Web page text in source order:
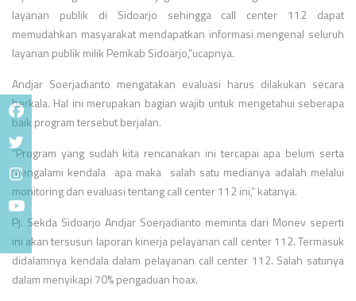
layanan publik di Sidoarjo sehingga call center 112 dapat
memudahkan masyarakat mendapatkan informasi mengenal seluruh
layanan publik milik Pemkab Sidoarjo,”ucapnya.
Andjar Soerjadianto mengatakan evaluasi harus dilakukan secara
berkala. Hal ini merupakan bagian wajib untuk mengetahui seberapa
baik program tersebut berjalan.
“Program yang sudah kita rencanakan ini tercapai apa belum serta
mengalami kendala apa maka salah satu medianya adalah melalui
monitoring dan evaluasi tentang call center 112 ini,” katanya.
Pj. Sekda Sidoarjo Andjar Soerjadianto meminta dari Monev seperti
ini akan tersusun laporan kinerja pelayanan call center 112. Termasuk
didalamnya kendala dalam pelayanan call center 112. Salah satunya
dalam menyikapi 70% pengaduan hoax.